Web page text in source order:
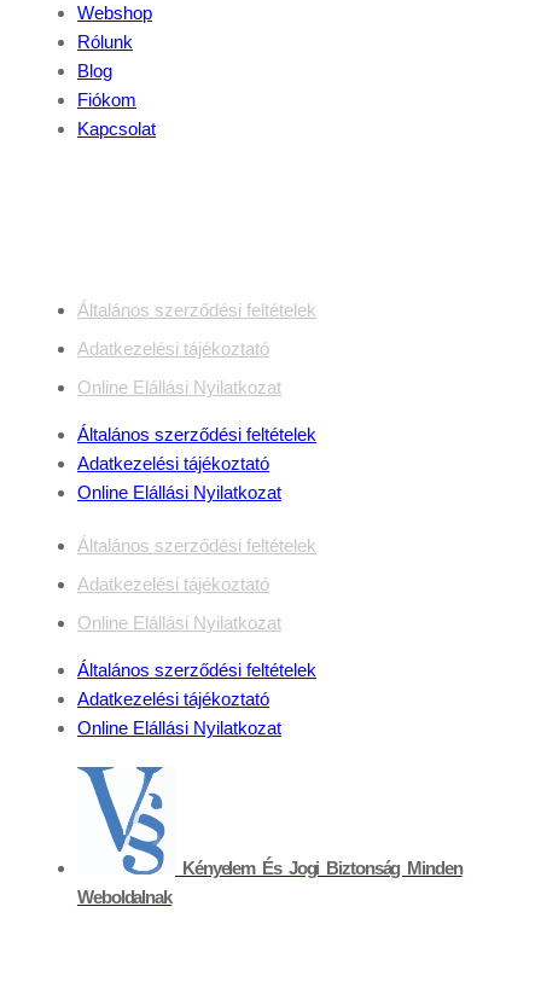
Webshop
Rólunk
Blog
Fiókom
Kapcsolat
Általános szerződési feltételek
Adatkezelési tájékoztató
Online Elállási Nyilatkozat
Általános szerződési feltételek
Adatkezelési tájékoztató
Online Elállási Nyilatkozat
Általános szerződési feltételek
Adatkezelési tájékoztató
Online Elállási Nyilatkozat
Általános szerződési feltételek
Adatkezelési tájékoztató
Online Elállási Nyilatkozat
Kényelem És Jogi Biztonság Minden
Weboldalnak